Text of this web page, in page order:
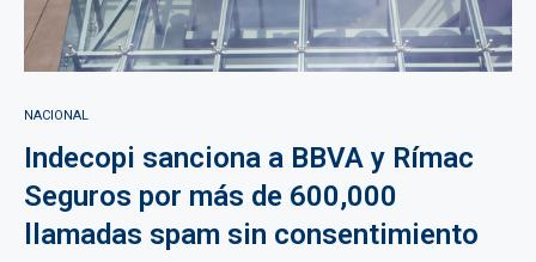
NACIONAL
Indecopi sanciona a BBVA y Rímac
Seguros por más de 600,000
llamadas spam sin consentimiento